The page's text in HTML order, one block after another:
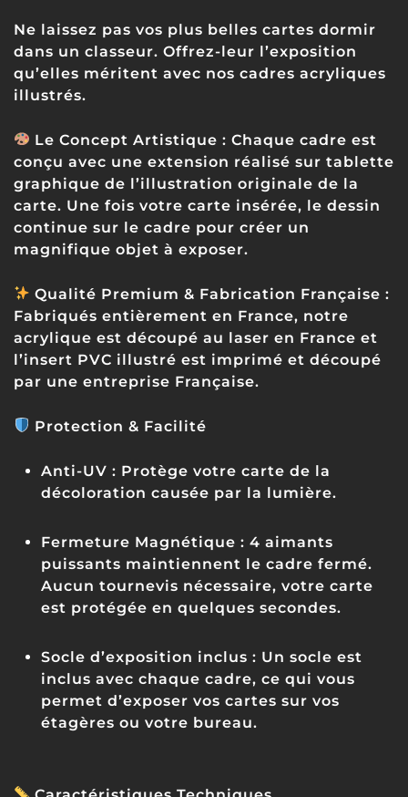
Ne laissez pas vos plus belles cartes dormir
dans un classeur. Offrez-leur l’exposition
qu’elles méritent avec nos cadres acryliques
illustrés.
Le Concept Artistique : Chaque cadre est
conçu avec une extension réalisé sur tablette
graphique de l’illustration originale de la
carte. Une fois votre carte insérée, le dessin
continue sur le cadre pour créer un
magnifique objet à exposer.
Qualité Premium & Fabrication Française :
Fabriqués entièrement en France, notre
acrylique est découpé au laser en France et
l’insert PVC illustré est imprimé et découpé
par une entreprise Française.
Protection & Facilité
Anti-UV : Protège votre carte de la
décoloration causée par la lumière.
Fermeture Magnétique : 4 aimants
puissants maintiennent le cadre fermé.
Aucun tournevis nécessaire, votre carte
est protégée en quelques secondes.
Socle d’exposition inclus : Un socle est
inclus avec chaque cadre, ce qui vous
permet d’exposer vos cartes sur vos
étagères ou votre bureau.